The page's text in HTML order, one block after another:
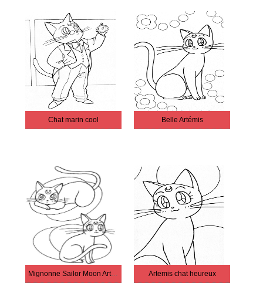
Chat marin cool Belle Artémis
Mignonne Sailor Moon Artemis Artemis chat heureux